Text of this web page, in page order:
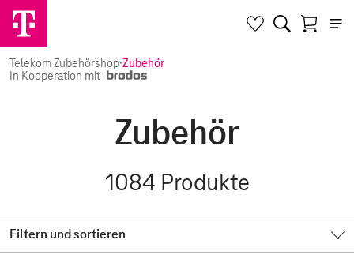
Telekom Zubehörshop·Zubehör
In Kooperation mit
Zubehör
1084 Produkte
Filtern und sortieren